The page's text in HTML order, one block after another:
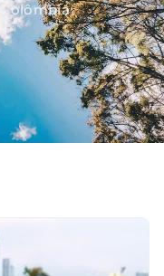
Colômbia